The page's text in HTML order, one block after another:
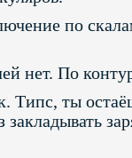
по
нет. По
ты